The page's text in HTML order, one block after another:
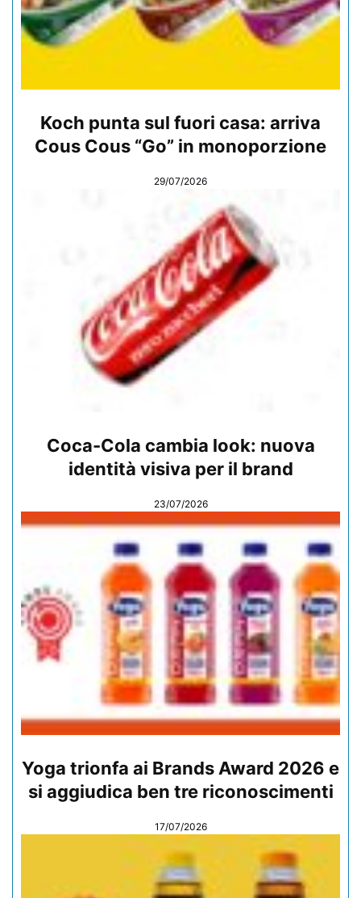
Koch punta sul fuori casa: arriva
Cous Cous “Go” in monoporzione
29/07/2026
Coca-Cola cambia look: nuova
identità visiva per il brand
23/07/2026
Yoga trionfa ai Brands Award 2026 e
si aggiudica ben tre riconoscimenti
17/07/2026